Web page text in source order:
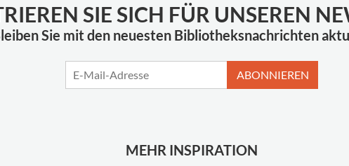
SIE SICH FÜR UNSEREN
Sie mit den neuesten Bibliotheksnachrichten
ABONNIEREN
MEHR INSPIRATION